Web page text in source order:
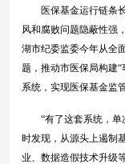
医保基金运行链条长
风和腐败问题隐蔽性强
湖市纪委监委今年从全
题，推动市医保局构建
系统，实现医保基金监
“有了这套系统，单
时发现，从源头上遏制
业、数据造假技术升级